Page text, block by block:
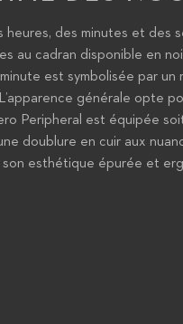
heures, des minutes et des
au cadran disponible en
est symbolisée par un
générale opte
Peripheral est équipée
doublure en cuir aux
son esthétique épurée et